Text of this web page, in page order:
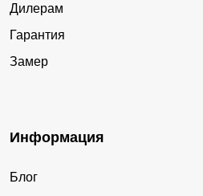
Дилерам
Гарантия
Замер
Информация
Блог